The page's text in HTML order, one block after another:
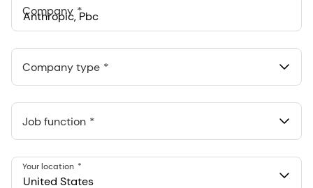
Company
548 Market St Pmb 90375, San Francisco, California, US
Company type
Job function
United States
Your location